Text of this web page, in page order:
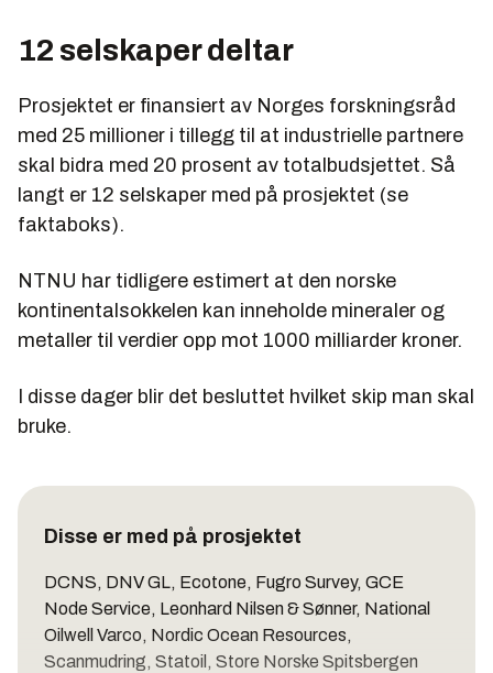
12 selskaper deltar
Prosjektet er finansiert av Norges forskningsråd
med 25 millioner i tillegg til at industrielle partnere
skal bidra med 20 prosent av totalbudsjettet. Så
langt er 12 selskaper med på prosjektet (se
faktaboks).
NTNU har tidligere estimert at den norske
kontinentalsokkelen kan inneholde mineraler og
metaller til verdier opp mot 1000 milliarder kroner.
I disse dager blir det besluttet hvilket skip man skal
bruke.
Disse er med på prosjektet
DCNS, DNV GL, Ecotone, Fugro Survey, GCE
Node Service, Leonhard Nilsen & Sønner, National
Oilwell Varco, Nordic Ocean Resources,
Scanmudring, Statoil, Store Norske Spitsbergen